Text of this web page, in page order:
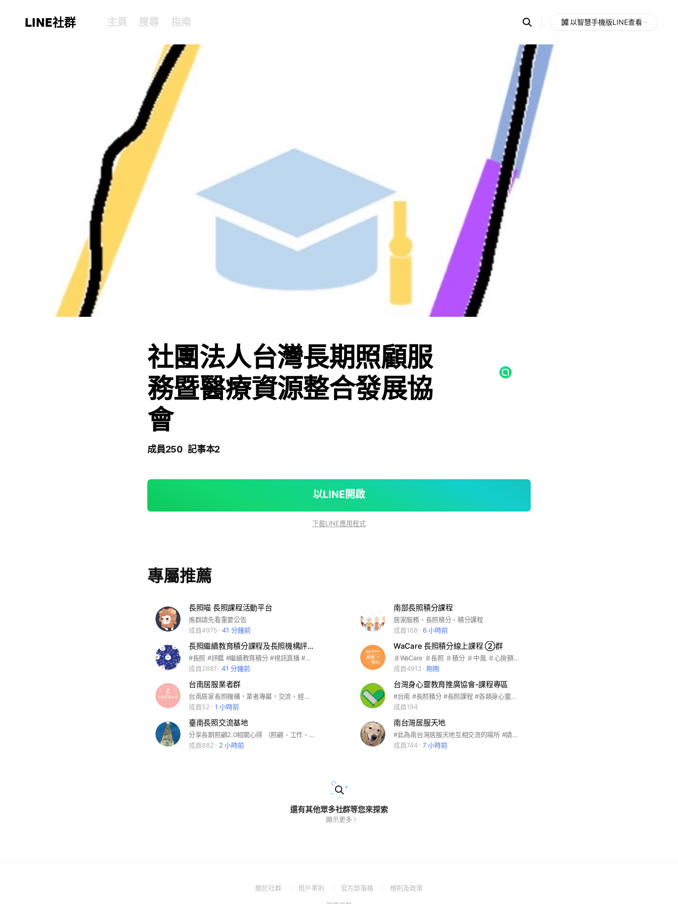
LINE社群 主頁 搜尋 指南 Search
OpenChats
messages
search
area
以智慧手機版LINE查看
社團法人台灣長期照顧服
務暨醫療資源整合發展協
會
成員250 記事本2
以LINE開啟
下載LINE應用程式
專屬推薦
長照喵 長照課程活動平台
進群請先看重要公告
成員4975
41 分鐘前
南部長照積分課程
居家服務、長照積分、積分課程
成員168
6 小時前
長照繼續教育積分課程及長照機構評鑑課程
#長照 #評鑑 #繼續教育積分 #視訊直播 #線上課程 #google meet #zoom #TEAM #物理治療師 #語言治療師 #醫事人員 #護理師 #心理師
成員2681
41 分鐘前
WaCare 長照積分線上課程 ②群
＃WaCare ＃長照 ＃積分 ＃中風 ＃心房顫動 ＃專業 ＃線上
成員4912
剛剛
台南居服業者群
台南居家長照機構，業者專屬，交流、經驗分享、訴說心酸的秘密基地！（只收業者入群，需有推薦人） 入群務必放“清晰個人照”，暱稱設定需為：機構名稱/本名
成員52
1 小時前
台灣身心靈教育推廣協會-課程專區
#台南 #長照積分 #長照課程 #各類身心靈課程 #親子課程 #醫事專業課程 #居家長照業務
成員194
臺南長照交流基地
分享長期照顧2.0相關心得 （照顧、工作、徵才） #居家服務 #日間照顧 #長照2.0 #臺南 入群後請先看公告 入群丟完廣告就退群， 一樣送你檢舉加刪除！
成員882
2 小時前
南台灣居服天地
#此為南台灣居服天地互相交流的場所 #請勿發表不相關的資訊 #也歡迎分享給鄰近地區的伙伴來加入
成員744
7 小時前
還有其他眾多社群等您來探索
顯示更多
關於社群
(Open用戶準則
(Open官方部落格
(Open規則及政策(Open